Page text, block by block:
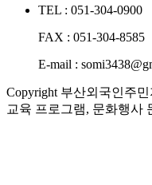
TEL : 051-304-0900
FAX : 051-304-8585
E-mail :
Copyright 부산외국인주민
교육 프로그램, 문화행사